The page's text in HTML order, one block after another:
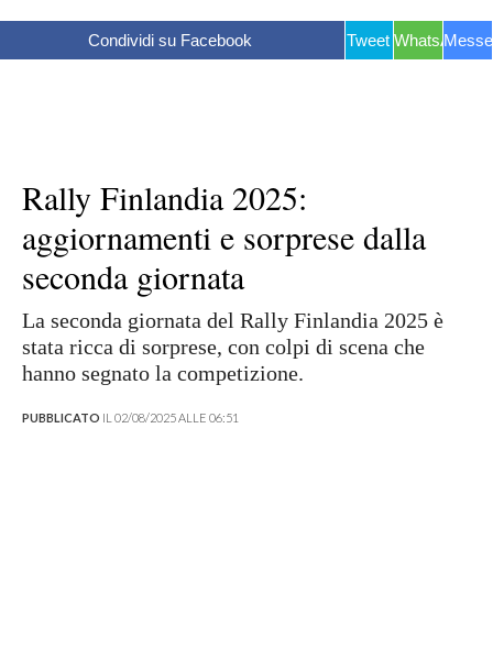
Condividi su Facebook Tweet WhatsApp
Rally Finlandia 2025:
aggiornamenti e sorprese dalla
seconda giornata
La seconda giornata del Rally Finlandia 2025 è
stata ricca di sorprese, con colpi di scena che
hanno segnato la competizione.
PUBBLICATO IL 02/08/2025 ALLE 06:51